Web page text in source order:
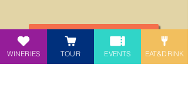
TORNA ALLA LISTA
WINERIES TOUR EVENTS EAT&DRINK